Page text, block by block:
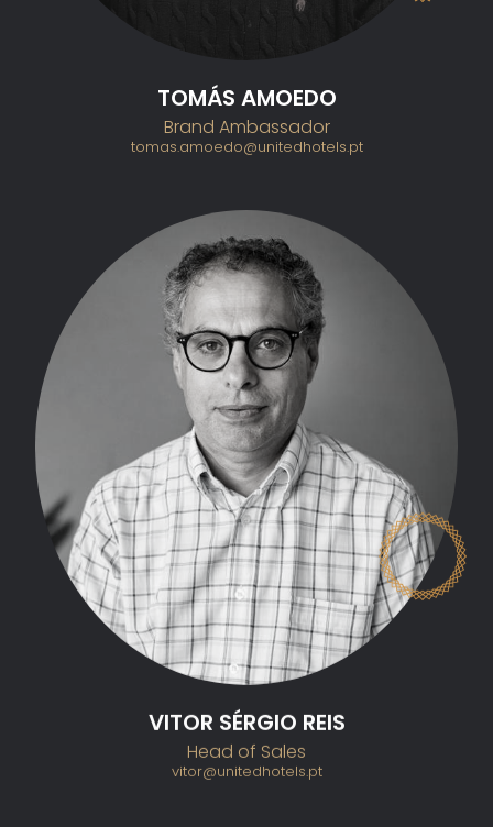
TOMÁS AMOEDO
Brand Ambassador
tomas.amoedo@unitedhotels.pt
VITOR SÉRGIO REIS
Head of Sales
vitor@unitedhotels.pt